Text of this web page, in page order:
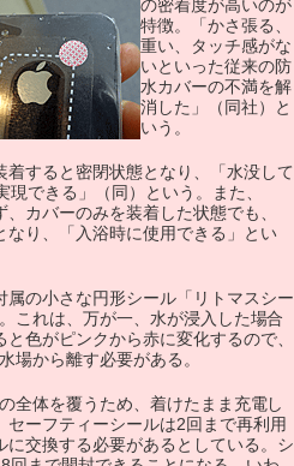
の密着度が高いのが
特徴。「かさ張る、
重い、タッチ感がな
いといった従来の防
水カバーの不満を解
消した」（同社）と
いう。
すると密閉状態となり、「水没して
できる」（同）という。また、
カバーのみを装着した状態でも、
なり、「入浴時に使用できる」とい
の小さな円形シール「リトマスシー
これは、万が一、水が浸入した場合
色がピンクから赤に変化するので、
場から離す必要がある。
全体を覆うため、着けたまま充電し
ーフティーシールは2回まで再利用
交換する必要があるとしている。シ